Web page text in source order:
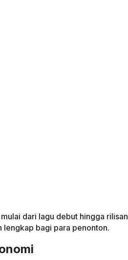
dari lagu debut hingga rilisan
bagi para penonton.